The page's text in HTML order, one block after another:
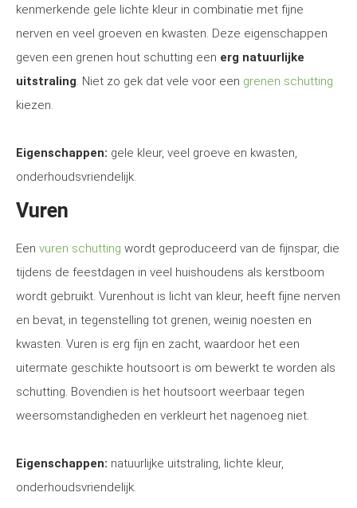
kenmerkende gele lichte kleur in combinatie met fijne
nerven en veel groeven en kwasten. Deze eigenschappen
geven een grenen hout schutting een erg natuurlijke
uitstraling. Niet zo gek dat vele voor een grenen schutting
kiezen.
Eigenschappen: gele kleur, veel groeve en kwasten,
onderhoudsvriendelijk.
Vuren
Een vuren schutting wordt geproduceerd van de fijnspar, die
tijdens de feestdagen in veel huishoudens als kerstboom
wordt gebruikt. Vurenhout is licht van kleur, heeft fijne nerven
en bevat, in tegenstelling tot grenen, weinig noesten en
kwasten. Vuren is erg fijn en zacht, waardoor het een
uitermate geschikte houtsoort is om bewerkt te worden als
schutting. Bovendien is het houtsoort weerbaar tegen
weersomstandigheden en verkleurt het nagenoeg niet.
Eigenschappen: natuurlijke uitstraling, lichte kleur,
onderhoudsvriendelijk.